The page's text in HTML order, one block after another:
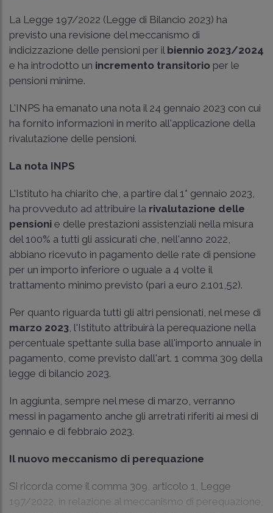
La Legge 197/2022 (Legge di Bilancio 2023) ha
previsto una revisione del meccanismo di
indicizzazione delle pensioni per il biennio 2023/2024
e ha introdotto un incremento transitorio per le
pensioni minime.
L'INPS ha emanato una nota il 24 gennaio 2023 con cui
ha fornito informazioni in merito all'applicazione della
rivalutazione delle pensioni.
La nota INPS
L'Istituto ha chiarito che, a partire dal 1° gennaio 2023,
ha provveduto ad attribuire la rivalutazione delle
pensioni e delle prestazioni assistenziali nella misura
del 100% a tutti gli assicurati che, nell'anno 2022,
abbiano ricevuto in pagamento delle rate di pensione
per un importo inferiore o uguale a 4 volte il
trattamento minimo previsto (pari a euro 2.101,52).
Per quanto riguarda tutti gli altri pensionati, nel mese di
marzo 2023 , l'Istituto attribuirà la perequazione nella
percentuale spettante sulla base all'importo annuale in
pagamento, come previsto dall'art. 1 comma 309 della
legge di bilancio 2023.
In aggiunta, sempre nel mese di marzo, verranno
messi in pagamento anche gli arretrati riferiti ai mesi di
gennaio e di febbraio 2023.
Il nuovo meccanismo di perequazione
Si ricorda come il comma 309, articolo 1, Legge
197/2022, in relazione al meccanismo di perequazione,